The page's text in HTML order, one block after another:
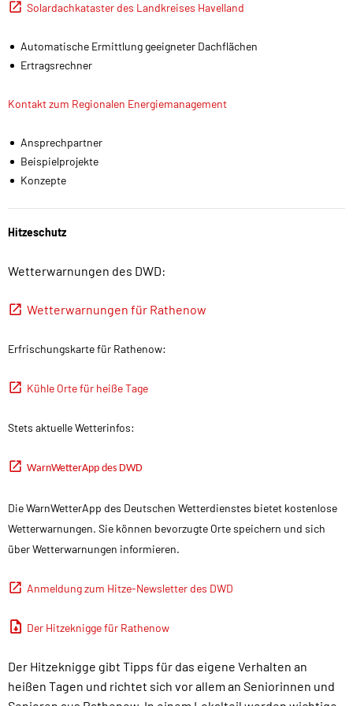
für gute Ideen. Die Nationale Klimaschutzinitiative trägt zu
einer Verankerung des Klimaschutzes vor Ort bei. Von ihr
Unternehmen, Kommunenen oder Bildungseinrichtungen."
Solardachkataster des Landkreises Havelland
Automatische Ermittlung geeigneter Dachflächen
Ertragsrechner
Kontakt zum Regionalen Energiemanagement
Ansprechpartner
Beispielprojekte
Konzepte
Hitzeschutz
Wetterwarnungen des DWD:
Wetterwarnungen für Rathenow
Erfrischungskarte für Rathenow:
Kühle Orte für heiße Tage
Stets aktuelle Wetterinfos:
WarnWetterApp des DWD
Die WarnWetterApp des Deutschen Wetterdienstes bietet kostenlose
Wetterwarnungen. Sie können bevorzugte Orte speichern und sich
über Wetterwarnungen informieren.
Anmeldung zum Hitze-Newsletter des DWD
Der Hitzeknigge für Rathenow
Der Hitzeknigge gibt Tipps für das eigene Verhalten an
heißen Tagen und richtet sich vor allem an Seniorinnen und